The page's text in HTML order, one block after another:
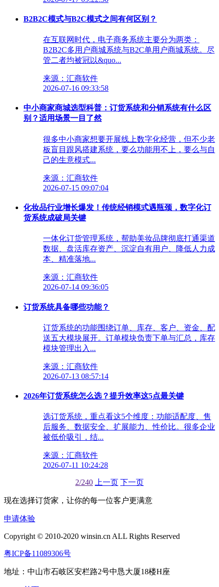
B2B2C模式与B2C模式之间有何区别？
在互联网时代，电子商务系统主要分为两类：
B2B2C多用户商城系统与B2C单用户商城系统。尽
管二者均被冠以&quo...
来源：汇商软件
2026-07-16 09:33:58
中小商家商城选型科普：订货系统和分销系统有什么区
别？适用场景一目了然
很多中小商家想要开展线上数字化经营，但不少老
板盲目跟风搭建系统，要么功能用不上，要么与自
己的生意模式...
来源：汇商软件
2026-07-15 09:07:04
化妆品行业增长爆发！传统经销模式遇瓶颈，数字化订
货系统成破局关键
一体化订货管理系统，帮助美妆品牌彻底打通渠道
数据、盘活库存资产、沉淀自有用户、降低人力成
本、精准落地...
来源：汇商软件
2026-07-14 09:36:05
订货系统具备哪些功能？
订货系统的功能围绕订单、库存、客户、资金、配
送五大模块展开。订单模块负责下单与汇总，库存
模块管理出入...
来源：汇商软件
2026-07-13 08:57:14
2026年订货系统怎么选？提升效率这5点最关键
选订货系统，重点看这5个维度：功能适配度、售
后服务、数据安全、扩展能力、性价比。很多企业
被低价吸引，结...
来源：汇商软件
2026-07-11 10:24:28
2/240 上一页 下一页
现在选择订货家，让你的每一位客户更满意
申请体验
Copyright © 2010-2020 winsin.cn ALL Rights Reserved
粤ICP备11089306号
地址：中山市石岐区安栏路2号中恳大厦18楼H座